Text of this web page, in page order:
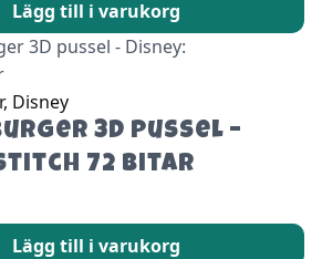
Lägg till i varukorg
Disney
3D pussel –
72 bitar
Lägg till i varukorg